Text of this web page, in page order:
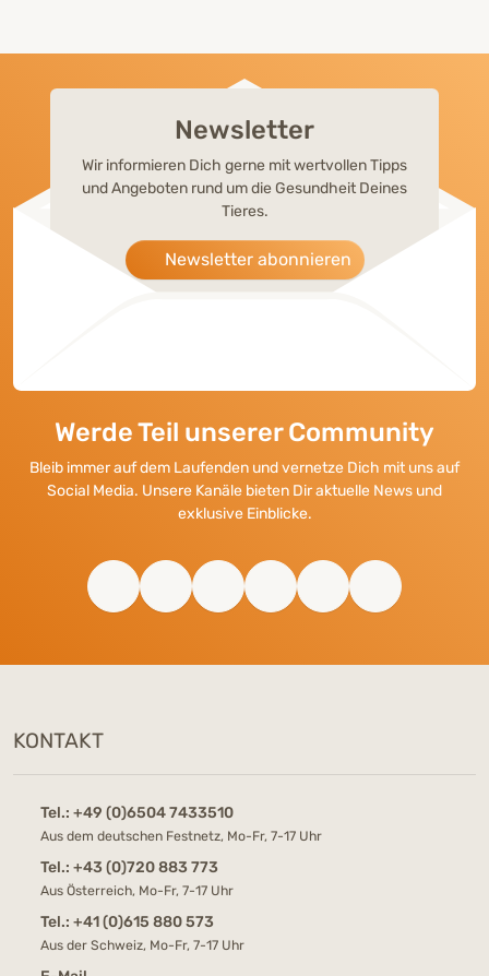
Newsletter
Wir informieren Dich gerne mit wertvollen Tipps
und Angeboten rund um die Gesundheit Deines
Tieres.
Newsletter abonnieren
Werde Teil unserer Community
Bleib immer auf dem Laufenden und vernetze Dich mit uns auf
Social Media. Unsere Kanäle bieten Dir aktuelle News und
exklusive Einblicke.
KONTAKT
Tel.: +49 (0)6504 7433510
Aus dem deutschen Festnetz, Mo-Fr, 7-17 Uhr
Tel.: +43 (0)720 883 773
Aus Österreich, Mo-Fr, 7-17 Uhr
Tel.: +41 (0)615 880 573
Aus der Schweiz, Mo-Fr, 7-17 Uhr